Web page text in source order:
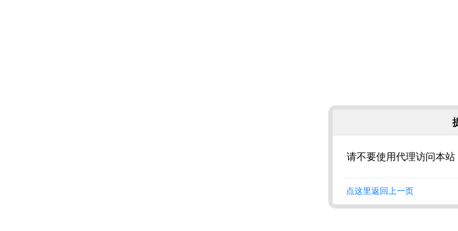
请不要使用代理访问本站
点这里返回上一页